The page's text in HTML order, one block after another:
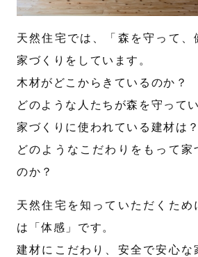
天然住宅では、「森を守って、
家づくりをしています。
木材がどこからきているのか？
どのような人たちが森を守って
家づくりに使われている建材は？
どのようなこだわりをもって家
のか？
天然住宅を知っていただくため
は「体感」です。
建材にこだわり、安全で安心な